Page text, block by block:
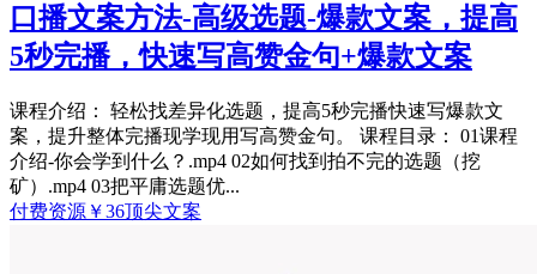
口播文案方法-高级选题-爆款文案，提高
5秒完播，快速写高赞金句+爆款文案
课程介绍： 轻松找差异化选题，提高5秒完播快速写爆款文
案，提升整体完播现学现用写高赞金句。 课程目录： 01课程
介绍-你会学到什么？.mp4 02如何找到拍不完的选题（挖
矿）.mp4 03把平庸选题优...
付费资源 ￥36顶尖文案